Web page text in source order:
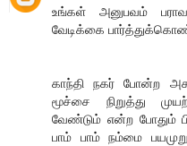
உங்கள் அனுபவம்
வேடிக்கை
காந்தி நகர் போன்ற
மூச்சை நிறுத்து
வேண்டும் என்ற போதும்
பாம் பாம் நம்மை